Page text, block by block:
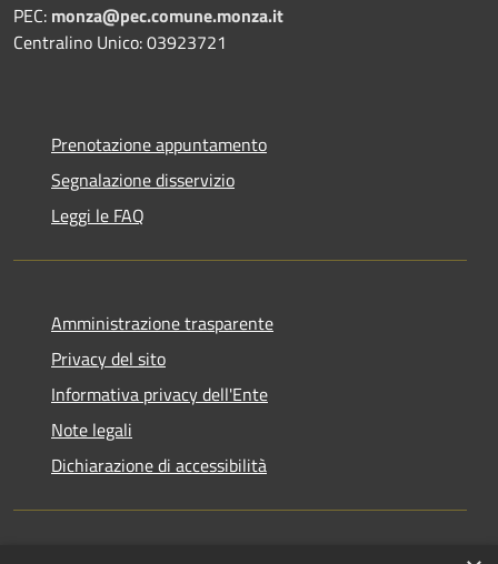
PEC: monza@pec.comune.monza.it
Centralino Unico: 03923721
Prenotazione appuntamento
Segnalazione disservizio
Leggi le FAQ
Amministrazione trasparente
Privacy del sito
Informativa privacy dell'Ente
Note legali
Dichiarazione di accessibilità